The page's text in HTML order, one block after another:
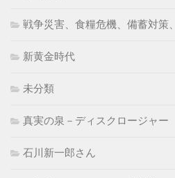
戦争災害、食糧危機、備蓄対策
新黄金時代
未分類
真実の泉－ディスクロージャー
石川新一郎さん